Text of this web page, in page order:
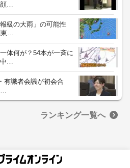
顔…
級の大雨」の可能性
東…
体何が？54本が一斉に
中…
有識者会議が初会合
…
ランキング一覧へ